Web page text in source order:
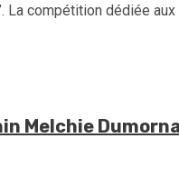
La compétition dédiée
Melchie